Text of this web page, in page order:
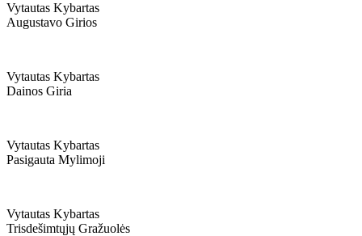
Vytautas Kybartas
Augustavo Girios
Vytautas Kybartas
Dainos Giria
Vytautas Kybartas
Pasigauta Mylimoji
Vytautas Kybartas
Trisdešimtųjų Gražuolės